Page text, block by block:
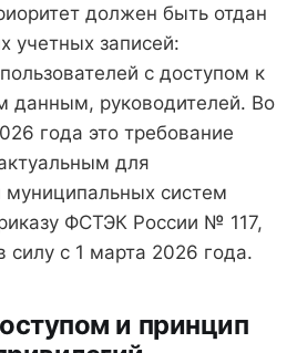
должен быть отдан
учетных записей:
с доступом к
данным, руководителей. Во
года это требование
для
муниципальных систем
ФСТЭК России № 117,
силу с 1 марта 2026 года.
и принцип